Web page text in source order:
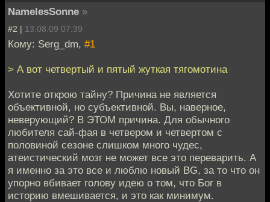
NamelesSonne »
#2 | 13.08.09 07:39
Кому: Serg_dm, #1
> А вот четвертый и пятый жуткая тягомотина
Хотите открою тайну? Причина не является
объективной, но субъективной. Вы, наверное,
неверующий? В ЭТОМ причина. Для обычного
любителя сай-фая в четвером и четвертом с
половиной сезоне слишком много чудес,
атеистический мозг не может все это переварить. А
я именно за это все и люблю новый BG, за то что он
упорно вбивает голову идею о том, что Бог в
историю вмешивается, и это как минимум.